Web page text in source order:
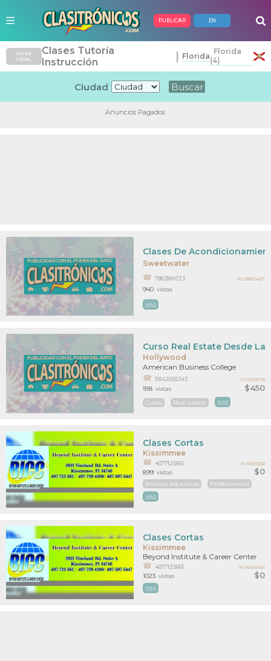
PUBLICAR EN
Anuncios Pagados
Sweetwater
Clases De
7863184723
MAS
940 vistas
FL12800427
Hollywood
$450
Curso Real Estate Desde
American Business College
19142655343
Curso Real estate MAS
918 vistas
FL11120178
Kissimmee
$0
Clases Cortas
4077125661
Insituto educativo Profesionales
MAS
899 vistas
FL10515532
Kissimmee
$0
Clases Cortas
Beyond Institute & Career Center
4077125661
MAS
1023 vistas
FL10445161
AVISO
LEGAL
Clases Tutoría
Instrucción
Florida Florida
(4)
Ciudad